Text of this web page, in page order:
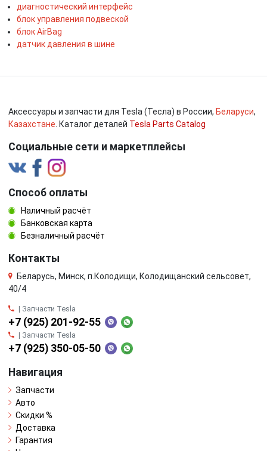
диагностический интерфейс
блок управления подвеской
блок AirBag
датчик давления в шине
Аксессуары и запчасти для Tesla (Тесла) в России, Беларуси,
Казахстане . Каталог деталей Tesla Parts Catalog
Социальные сети и маркетплейсы
Способ оплаты
Наличный расчёт
Банковская карта
Безналичный расчёт
Контакты
Беларусь, Минск, п.Колодищи, Колодищанский сельсовет,
40/4
| Запчасти Tesla
+7 (925) 201-92-55
| Запчасти Tesla
+7 (925) 350-05-50
Навигация
Запчасти
Авто
Скидки %
Доставка
Гарантия